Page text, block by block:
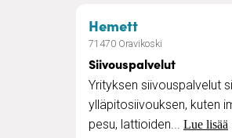
Hemett–
71470 Oravikoski
Siivouspalvelut
Yrityksen siivouspalvelut
ylläpitosiivouksen, kuten
pesu, lattioiden... Lue lisää